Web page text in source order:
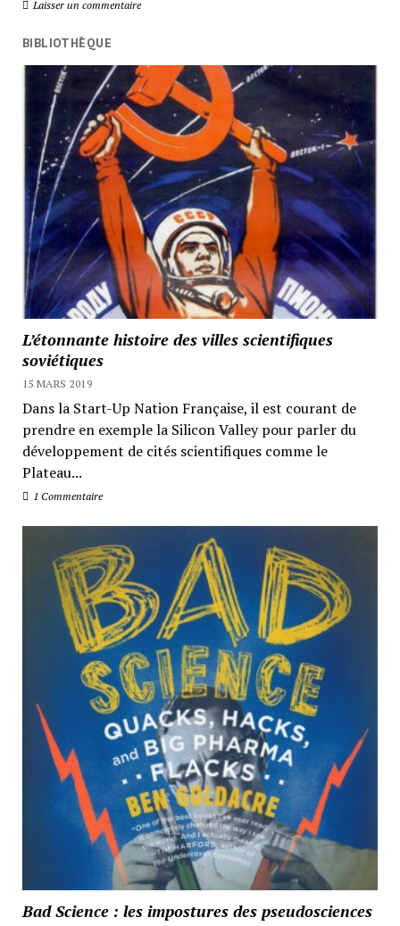
Laisser un commentaire
BIBLIOTHÈQUE
L’étonnante histoire des villes scientifiques
soviétiques
15 MARS 2019
Dans la Start-Up Nation Française, il est courant de
prendre en exemple la Silicon Valley pour parler du
développement de cités scientifiques comme le
Plateau...
1 Commentaire
Bad Science : les impostures des pseudosciences